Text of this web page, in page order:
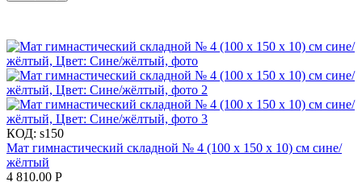
КОД: s150
Мат гимнастический складной № 4 (100 х 150 х 10) см сине/
жёлтый
4 810.00 Р